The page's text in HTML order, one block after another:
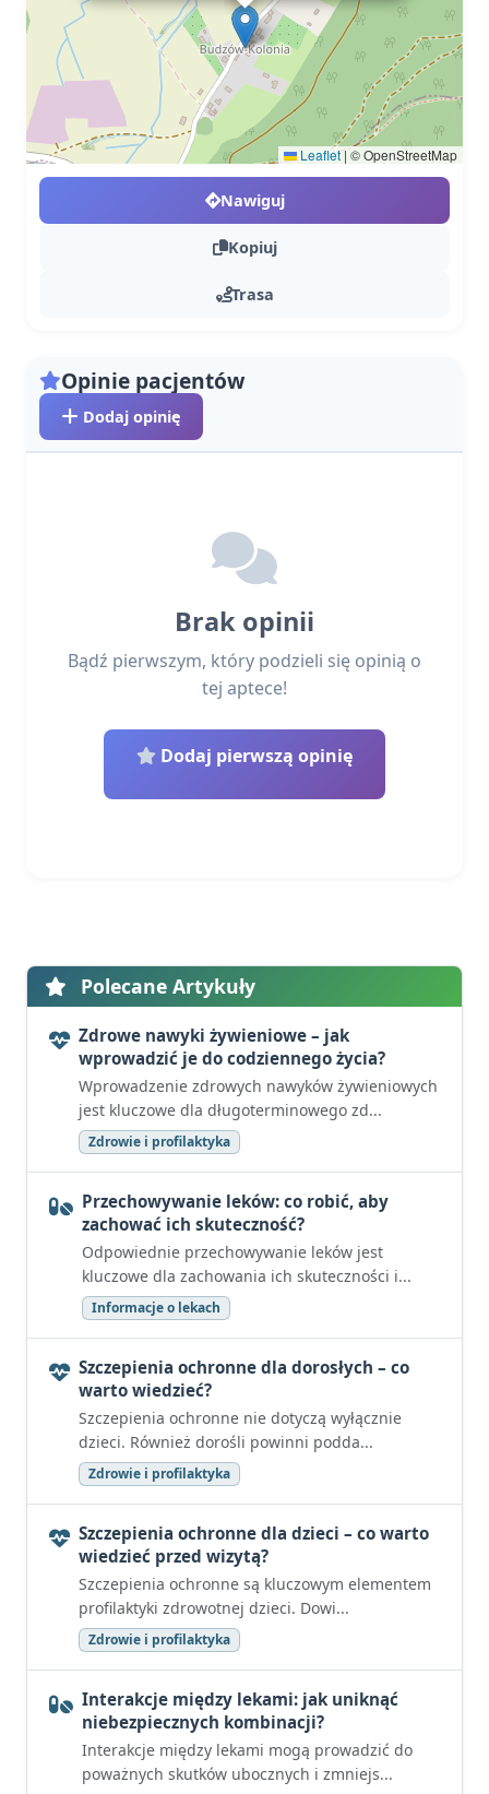
Leaflet|© OpenStreetMap
Nawiguj
Kopiuj
Trasa
Opinie pacjentów
Dodaj opinię
Brak opinii
Bądź pierwszym, który podzieli się opinią o
tej aptece!
Dodaj pierwszą opinię
Polecane Artykuły
Zdrowe nawyki żywieniowe – jak
wprowadzić je do codziennego życia?
Wprowadzenie zdrowych nawyków żywieniowych
jest kluczowe dla długoterminowego zd...
Zdrowie i profilaktyka
Przechowywanie leków: co robić, aby
zachować ich skuteczność?
Odpowiednie przechowywanie leków jest
kluczowe dla zachowania ich skuteczności i...
Informacje o lekach
Szczepienia ochronne dla dorosłych – co
warto wiedzieć?
Szczepienia ochronne nie dotyczą wyłącznie
dzieci. Również dorośli powinni podda...
Zdrowie i profilaktyka
Szczepienia ochronne dla dzieci – co warto
wiedzieć przed wizytą?
Szczepienia ochronne są kluczowym elementem
profilaktyki zdrowotnej dzieci. Dowi...
Zdrowie i profilaktyka
Interakcje między lekami: jak uniknąć
niebezpiecznych kombinacji?
Interakcje między lekami mogą prowadzić do
poważnych skutków ubocznych i zmniejs...